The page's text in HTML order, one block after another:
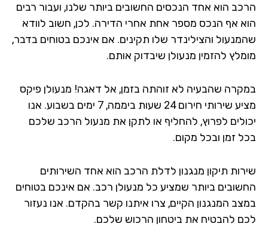
הוא אחד הנכסים החשובים ביותר שלנו, ועבור רבים
אף הנכס מספר אחת אחרי הדירה. לכן, חשוב לוודא
והצילינדר שלו תקינים. אם אינכם בטוחים בדבר,
להזמין מנעולן שיבדוק אותם.
שהבעיה לא זוהתה בזמן, אל דאגה! מנעולן פיקס
מציע שירותי חירום 24 שעות ביממה, 7 ימים בשבוע. אנו
לפרוץ, להחליף או לתקן את מנעול הרכב שלכם
זמן ובכל מקום.
תיקון מנגנון לדלת הרכב הוא אחד השירותים
ביותר שמציע כל מנעולן רכב. אם אינכם בטוחים
המנגנון הקיים, צרו איתנו קשר בהקדם. אנו נעזור
להבטיח את ביטחון הרכוש שלכם.